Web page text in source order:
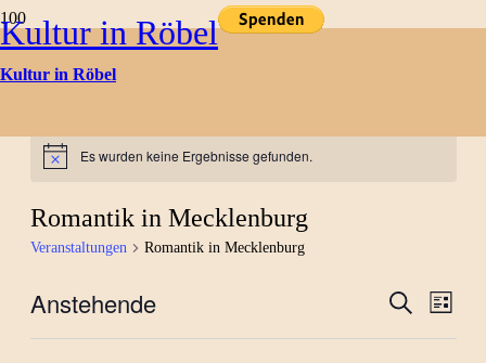
Kultur in Röbel
Kultur in Röbel
HinweisEs wurden keine Ergebnisse gefunden.
Romantik in Mecklenburg
Veranstaltungen Romantik in Mecklenburg
Suche
Suche
Liste
Anstehende